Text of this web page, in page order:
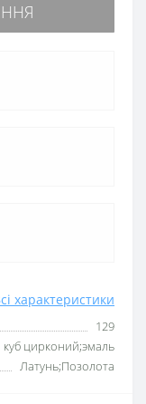
характеристики
129
куб цирконий;эмаль
Латунь;Позолота